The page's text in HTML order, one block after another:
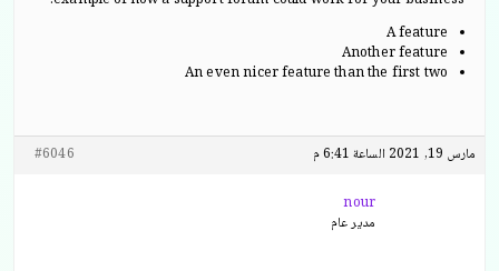
A feature
Another feature
An even nicer feature than the first two
مارس 19, 2021 الساعة 6:41 م #6046
nour
مدير عام